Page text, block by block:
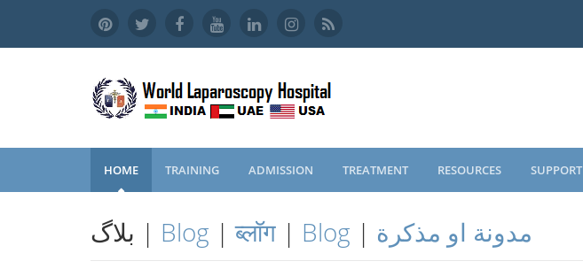
HOME TRAINING ADMISSION TREATMENT RESOURCES SUPPORT
بلاگ | Blog |ब्लॉग | Blog | مدونة او مذكرة